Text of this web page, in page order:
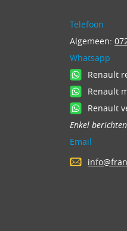
Telefoon
Algemeen:
Whatsapp
Renault
Renault
Renault
Enkel
Email